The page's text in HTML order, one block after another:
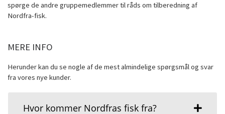
spørge de andre gruppemedlemmer til råds om tilberedning af
Nordfra-fisk.
MERE INFO
Herunder kan du se nogle af de mest almindelige spørgsmål og svar
fra vores nye kunder.
Hvor kommer Nordfras fisk fra?